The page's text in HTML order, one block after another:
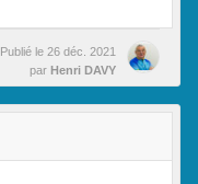
Publié le 26 déc. 2021
par Henri DAVY